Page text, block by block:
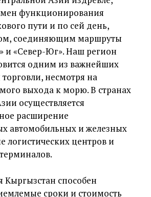
функционирования
пути и по сей день,
соединяющим маршруты
и «Север-Юг». Наш регион
одним из важнейших
несмотря на
выхода к морю. В странах
осуществляется
расширение
автомобильных и железных
логистических центров и
Кыргызстан способен
сроки и стоимость